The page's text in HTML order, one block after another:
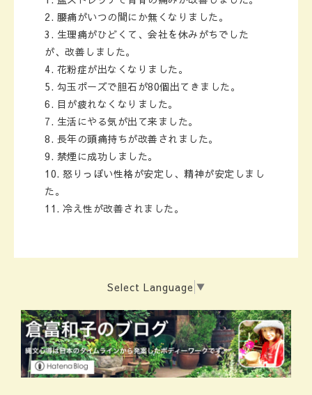
腰痛がいつの間にか無くなりました。
生理痛がひどくて、会社を休みがちでした
が、改善しました。
花粉症が出なくなりました。
勾玉ポーズで胆石が80個出てきました。
目が疲れなくなりました。
生活にやる気が出て来ました。
長年の頭痛持ちが改善されました。
禁煙に成功しました。
怒りっぽい性格が安定し、精神が安定しまし
た。
冷え性が改善されました。
Select Language ▼